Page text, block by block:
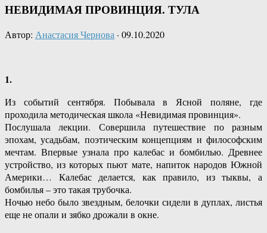
НЕВИДИМАЯ ПРОВИНЦИЯ. ТУЛА
Автор: Анастасия Чернова · 09.10.2020
1.
Из событий сентября. Побывала в Ясной поляне, где
проходила методическая школа «Невидимая провинция».
Послушала лекции. Совершила путешествие по разным
эпохам, усадьбам, поэтическим концепциям и философским
мечтам. Впервые узнала про калебас и бомбилью. Древнее
устройство, из которых пьют мате, напиток народов Южной
Америки… Калебас делается, как правило, из тыквы, а
бомбилья – это такая трубочка.
Ночью небо было звездным, белочки сидели в дуплах, листья
еще не опали и зябко дрожали в окне.